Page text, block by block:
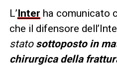
L’ Inter ha comunicato
che il difensore
stato sottoposto in
chirurgica della